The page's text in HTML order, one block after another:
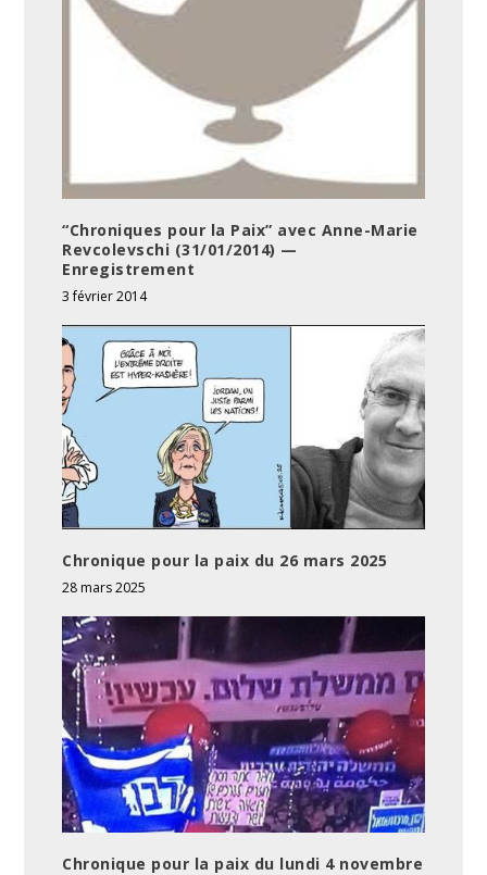
“Chroniques pour la Paix” avec Anne-Marie
Revcolevschi (31/01/2014) —
Enregistrement
3 février 2014
Chronique pour la paix du 26 mars 2025
28 mars 2025
Chronique pour la paix du lundi 4 novembre